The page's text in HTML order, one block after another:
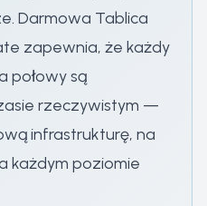
Darmowa Tablica
zapewnia, że każdy
połowy są
rzeczywistym —
infrastrukturę, na
każdym poziomie